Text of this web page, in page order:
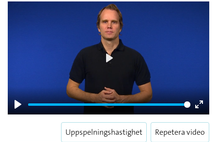
Play
Enter
Uppspelningshastighet Repetera video